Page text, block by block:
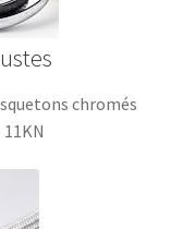
chromés